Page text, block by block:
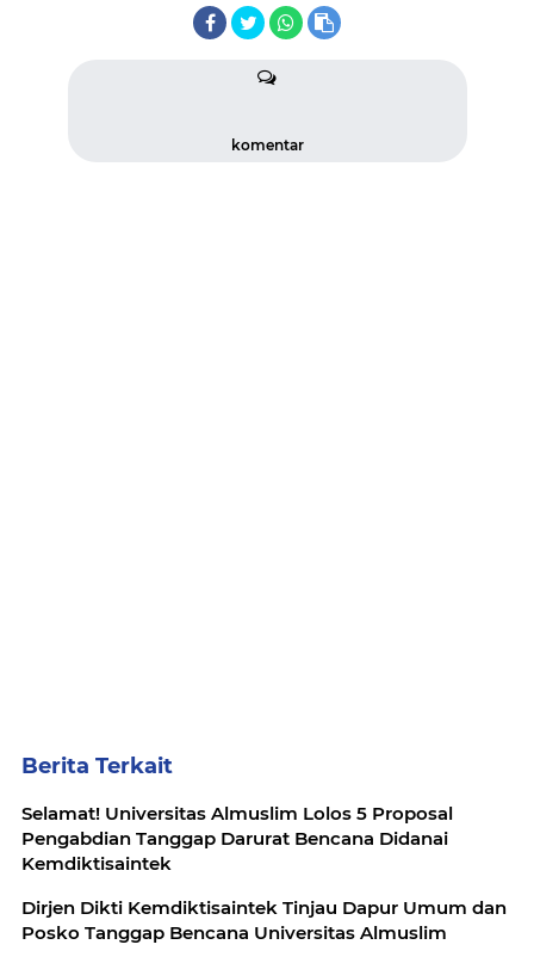
komentar
Berita Terkait
Selamat! Universitas Almuslim Lolos 5 Proposal
Pengabdian Tanggap Darurat Bencana Didanai
Kemdiktisaintek
Dirjen Dikti Kemdiktisaintek Tinjau Dapur Umum dan
Posko Tanggap Bencana Universitas Almuslim